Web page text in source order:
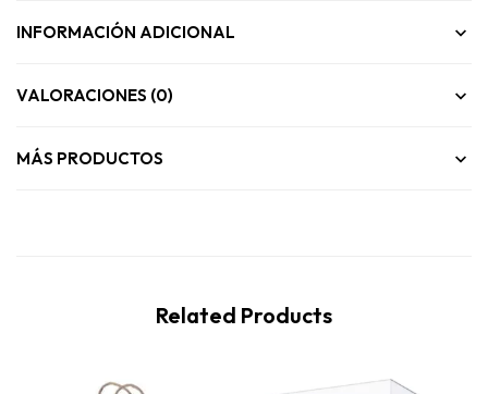
INFORMACIÓN ADICIONAL
VALORACIONES (0)
MÁS PRODUCTOS
Related Products